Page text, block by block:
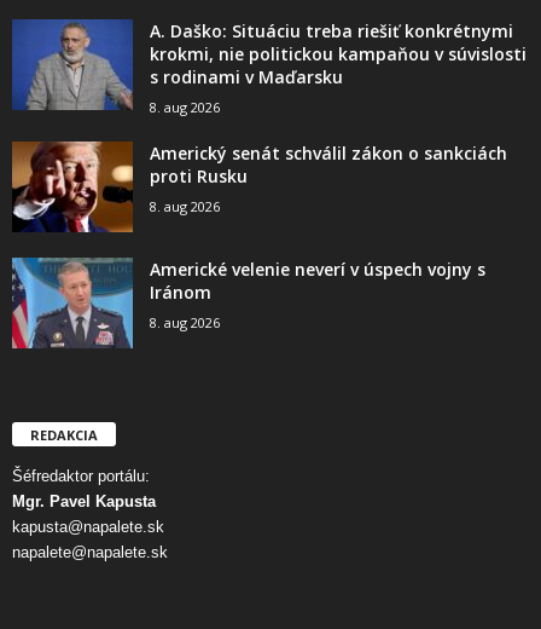
A. Daško: Situáciu treba riešiť konkrétnymi
krokmi, nie politickou kampaňou v súvislosti
s rodinami v Maďarsku
8. aug 2026
Americký senát schválil zákon o sankciách
proti Rusku
8. aug 2026
Americké velenie neverí v úspech vojny s
Iránom
8. aug 2026
REDAKCIA
Šéfredaktor portálu:
Mgr. Pavel Kapusta
kapusta@napalete.sk
napalete@napalete.sk